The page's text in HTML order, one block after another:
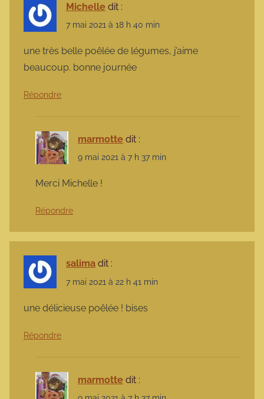
Michelle dit :
7 mai 2021 à 18 h 40 min
une très belle poêlée de légumes, j’aime
beaucoup. bonne journée
Répondre
marmotte dit :
9 mai 2021 à 7 h 37 min
Merci Michelle !
Répondre
salima dit :
7 mai 2021 à 22 h 41 min
une délicieuse poêlée ! bises
Répondre
marmotte dit :